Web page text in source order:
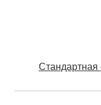
Стандартная